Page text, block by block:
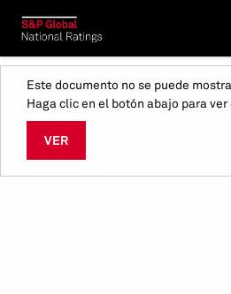
Este documento no se puede
Haga clic en el botón abajo para
VER